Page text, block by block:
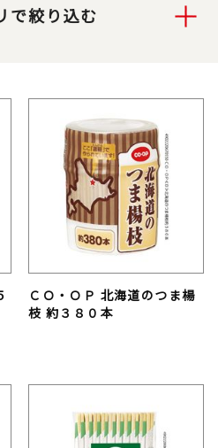
で絞り込む
ＣＯ・ＯＰ 北海道のつま楊
枝 約３８０本